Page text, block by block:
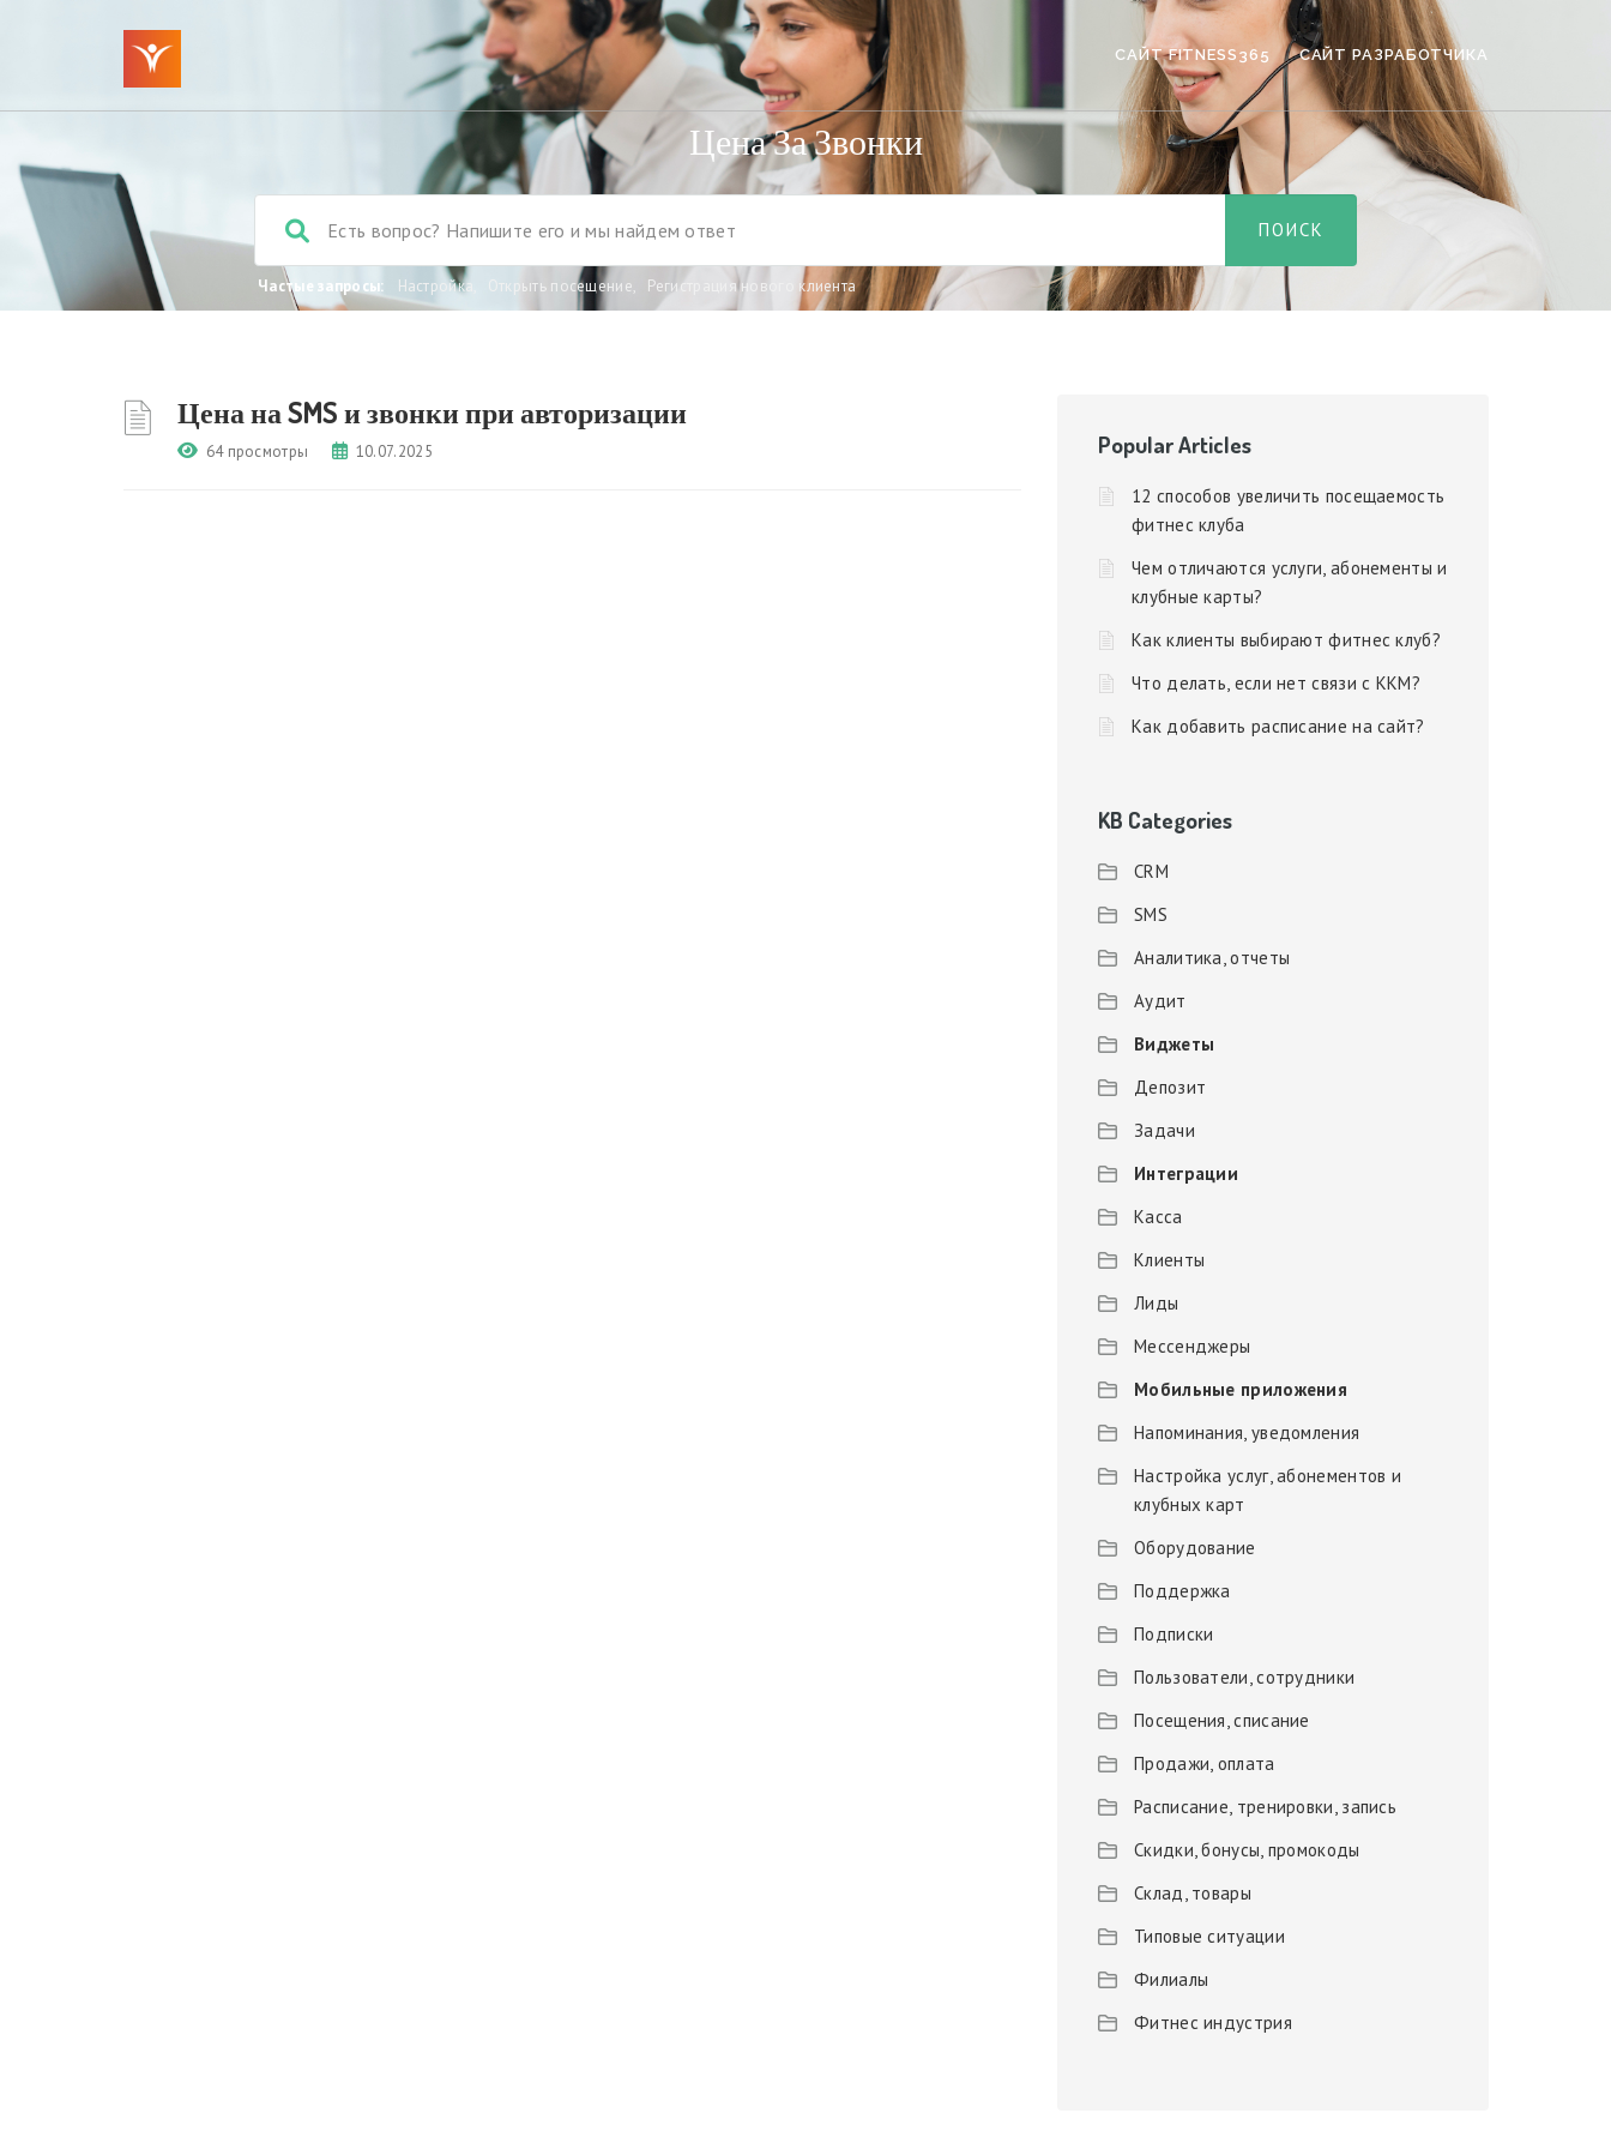
САЙТ FITNESS365 САЙТ РАЗРАБОТЧИКА
Цена За Звонки
Частые запросы: Настройка Открыть посещение, Регистрация нового клиента
Цена на SMS и звонки при авторизации
64 просмотры 10.07.2025 Popular Articles
12 способов увеличить посещаемость
фитнес клуба
Чем отличаются услуги, абонементы и
клубные карты?
Как клиенты выбирают фитнес клуб?
Что делать, если нет связи с ККМ?
Как добавить расписание на сайт?
KB Categories
CRM
SMS
Аналитика, отчеты
Аудит
Виджеты
Депозит
Задачи
Интеграции
Касса
Клиенты
Лиды
Мессенджеры
Мобильные приложения
Напоминания, уведомления
Настройка услуг, абонементов и
клубных карт
Оборудование
Поддержка
Подписки
Пользователи, сотрудники
Посещения, списание
Продажи, оплата
Расписание, тренировки, запись
Скидки, бонусы, промокоды
Склад, товары
Типовые ситуации
Филиалы
Фитнес индустрия